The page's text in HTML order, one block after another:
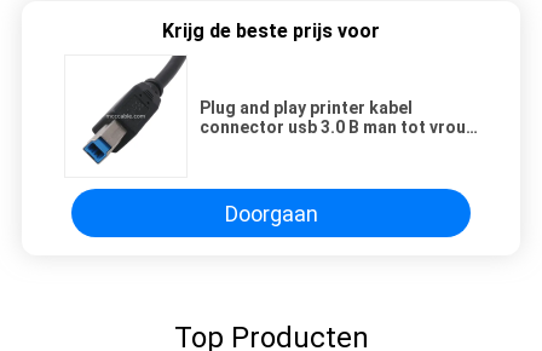
Krijg de beste prijs voor
Plug and play printer kabel
connector usb 3.0 B man tot vrouw
Doorgaan
Top Producten